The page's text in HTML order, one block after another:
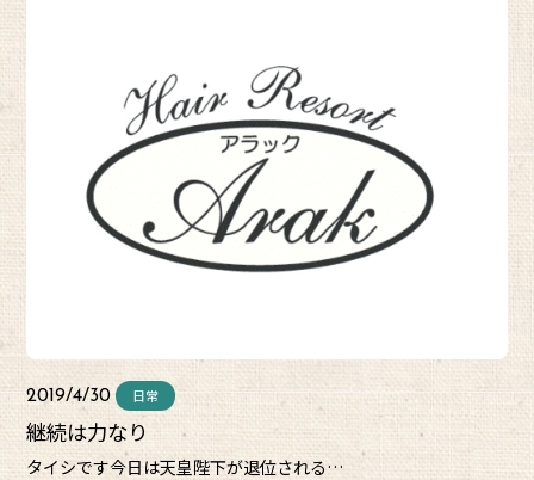
2019/4/30 日常
継続は力なり
タイシです今日は天皇陛下が退位される…